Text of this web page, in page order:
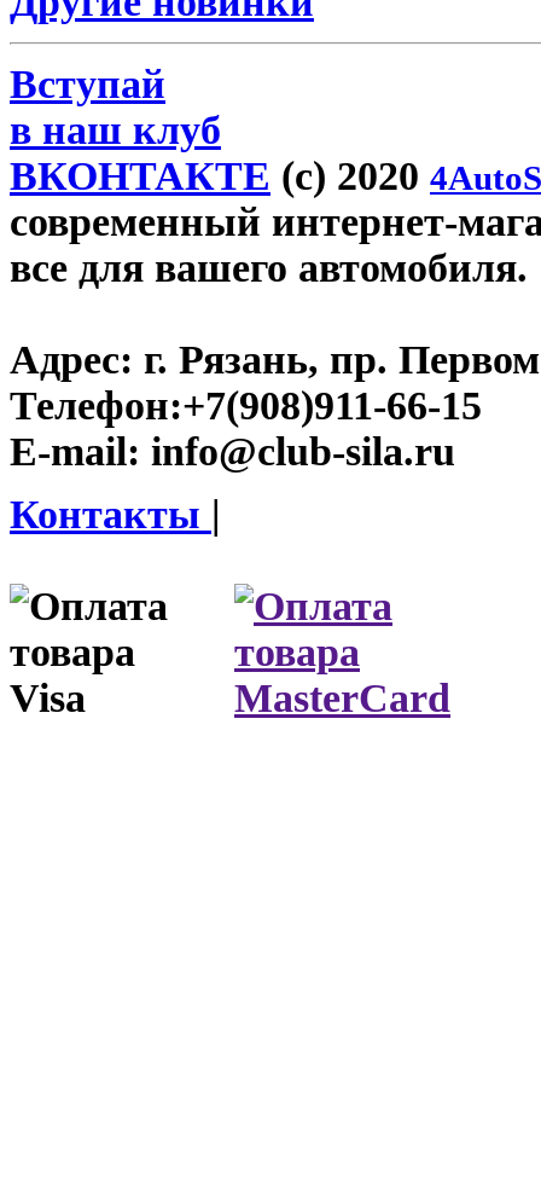
Вступай
в наш клуб
ВКОНТАКТЕ (c) 2020
современный интернет-
все для вашего автомобиля.
Адрес: г. Рязань, пр.
Телефон:+7(908)911-66-15
E-mail: info@club-sila.ru
Контакты |